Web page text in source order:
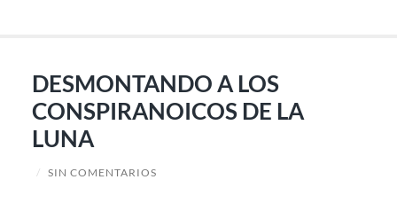
DESMONTANDO A LOS
CONSPIRANOICOS DE LA
LUNA
/ SIN COMENTARIOS